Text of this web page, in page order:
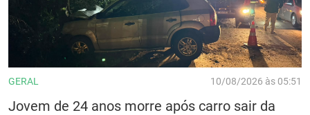
GERAL 10/08/2026 às 05:51
Jovem de 24 anos morre após carro sair da